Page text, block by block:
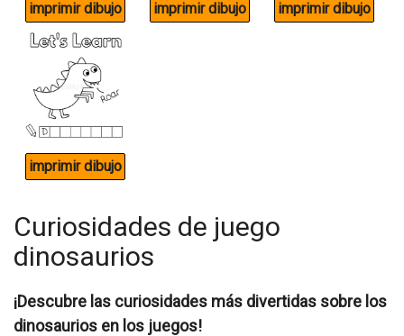
Curiosidades de juego
dinosaurios
¡Descubre las curiosidades más divertidas sobre los
dinosaurios en los juegos!